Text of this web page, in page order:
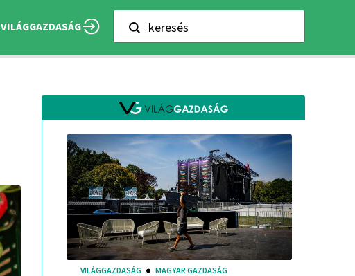
VILÁGGAZDASÁG keresés
VILÁGGAZDASÁG MAGYAR GAZDASÁG